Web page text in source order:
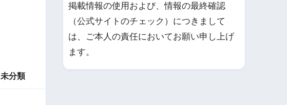
未分類
掲載情報の使用および、情報の最終確認
（公式サイトのチェック）につきまして
は、ご本人の責任においてお願い申し上げ
ます。